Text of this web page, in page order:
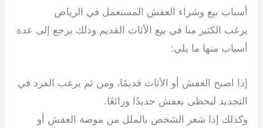
أسباب بيع وشراء العفش المستعمل في الرياض
يرغب الكثير منا في بيع الأثاث القديم وذلك يرجع إلى عدة
أسباب منها ما يلي:
إذا اصبح العفش أو الأثاث قديمًا، ومن ثم يرغب الفرد في
التجديد ليحظى بعفش جديدُا ورائعًا.
وكذلك إذا شعر الشخص بالملل من موضة العفش أو